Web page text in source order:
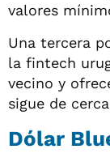
valores
Una tercera
la fintech
vecino y
sigue de
Dólar